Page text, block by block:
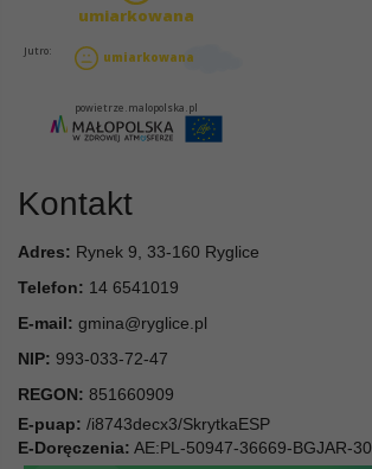
Kontakt
Adres: Rynek 9, 33-160 Ryglice
Telefon: 14 6541019
E-mail: gmina@ryglice.pl
NIP: 993-033-72-47
REGON: 851660909
E-puap: /i8743decx3/SkrytkaESP
E-Doręczenia: AE:PL-50947-36669-BGJAR-30